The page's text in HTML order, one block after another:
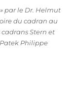
» par le Dr. Helmut
du cadran au
cadrans Stern et
Philippe